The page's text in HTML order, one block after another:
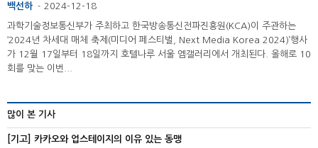
백선하 - 2024-12-18
과학기술정보통신부가 주최하고 한국방송통신전파진흥원(KCA)이 주관하는
‘2024년 차세대 매체 축제(미디어 페스티벌, Next Media Korea 2024)’행사
가 12월 17일부터 18일까지 호텔나루 서울 엠갤러리에서 개최된다. 올해로 10
회를 맞는 이번...
많이 본 기사
[기고] 카카오와 업스테이지의 이유 있는 동맹